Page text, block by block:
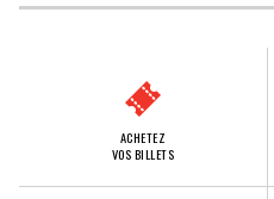
ACHETEZ
VOS BILLETS